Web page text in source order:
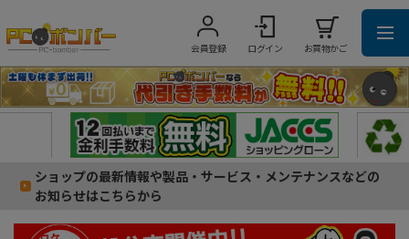
会員登録 ログイン お買物かご
ショップの最新情報や製品・サービス・メンテナンスなどの
お知らせはこちらから